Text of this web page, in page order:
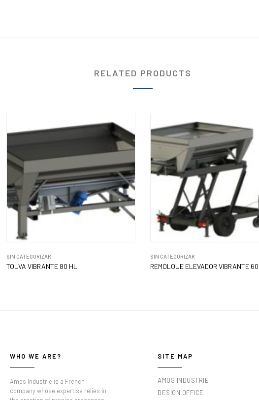
RELATED PRODUCTS
SIN CATEGORIZAR
TOLVA VIBRANTE 80 HL
SIN CATEGORIZAR
REMOLQUE ELEVADOR VIBRANTE 60
WHO WE ARE?
Amos Industrie is a French
company whose expertise relies in
SITE MAP
AMOS INDUSTRIE
DESIGN OFFICE